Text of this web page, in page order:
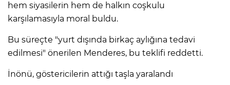
hem siyasilerin hem de halkın coşkulu
karşılamasıyla moral buldu.
Bu süreçte "yurt dışında birkaç aylığına tedavi
edilmesi" önerilen Menderes, bu teklifi reddetti.
İnönü, göstericilerin attığı taşla yaralandı